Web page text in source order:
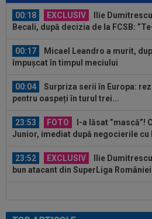
00:18 EXCLUSIV
Ilie
Becali, după decizia de la FCSB:
00:17
Micael Leandro a murit,
împușcat în timpul meciului
00:04
Surpriza serii în Europa:
pentru oaspeți în turul trei...
23:53 FOTO
I-a lăsat ”mască”!
Junior, imediat după negocierile cu
23:52 EXCLUSIV
Ilie
bun atacant din SuperLiga României
Surpriza din preliminariile